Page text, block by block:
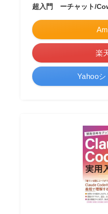
超入門 ーチャット/
楽
Yahoo